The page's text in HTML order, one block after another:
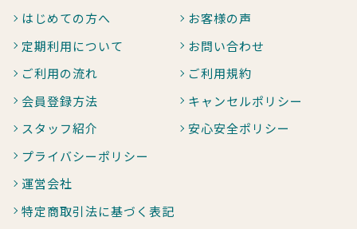
はじめての方へ
定期利用について
ご利用の流れ
会員登録方法
スタッフ紹介
お客様の声
お問い合わせ
ご利用規約
キャンセルポリシー
安心安全ポリシー
プライバシーポリシー
運営会社
特定商取引法に基づく表記